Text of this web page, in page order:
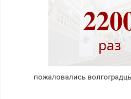
раз
пожаловались